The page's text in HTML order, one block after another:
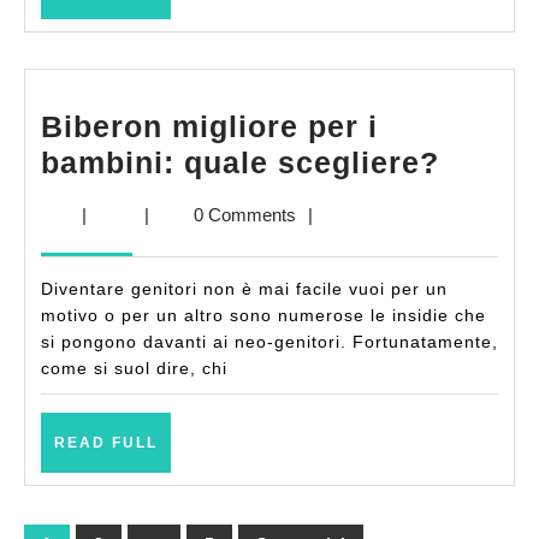
Biberon migliore per i
bambini: quale scegliere?
quale
| | 0 Comments |
Diventare genitori non è mai facile vuoi per un
motivo o per un altro sono numerose le insidie che
si pongono davanti ai neo-genitori. Fortunatamente,
come si suol dire, chi
READ FULL